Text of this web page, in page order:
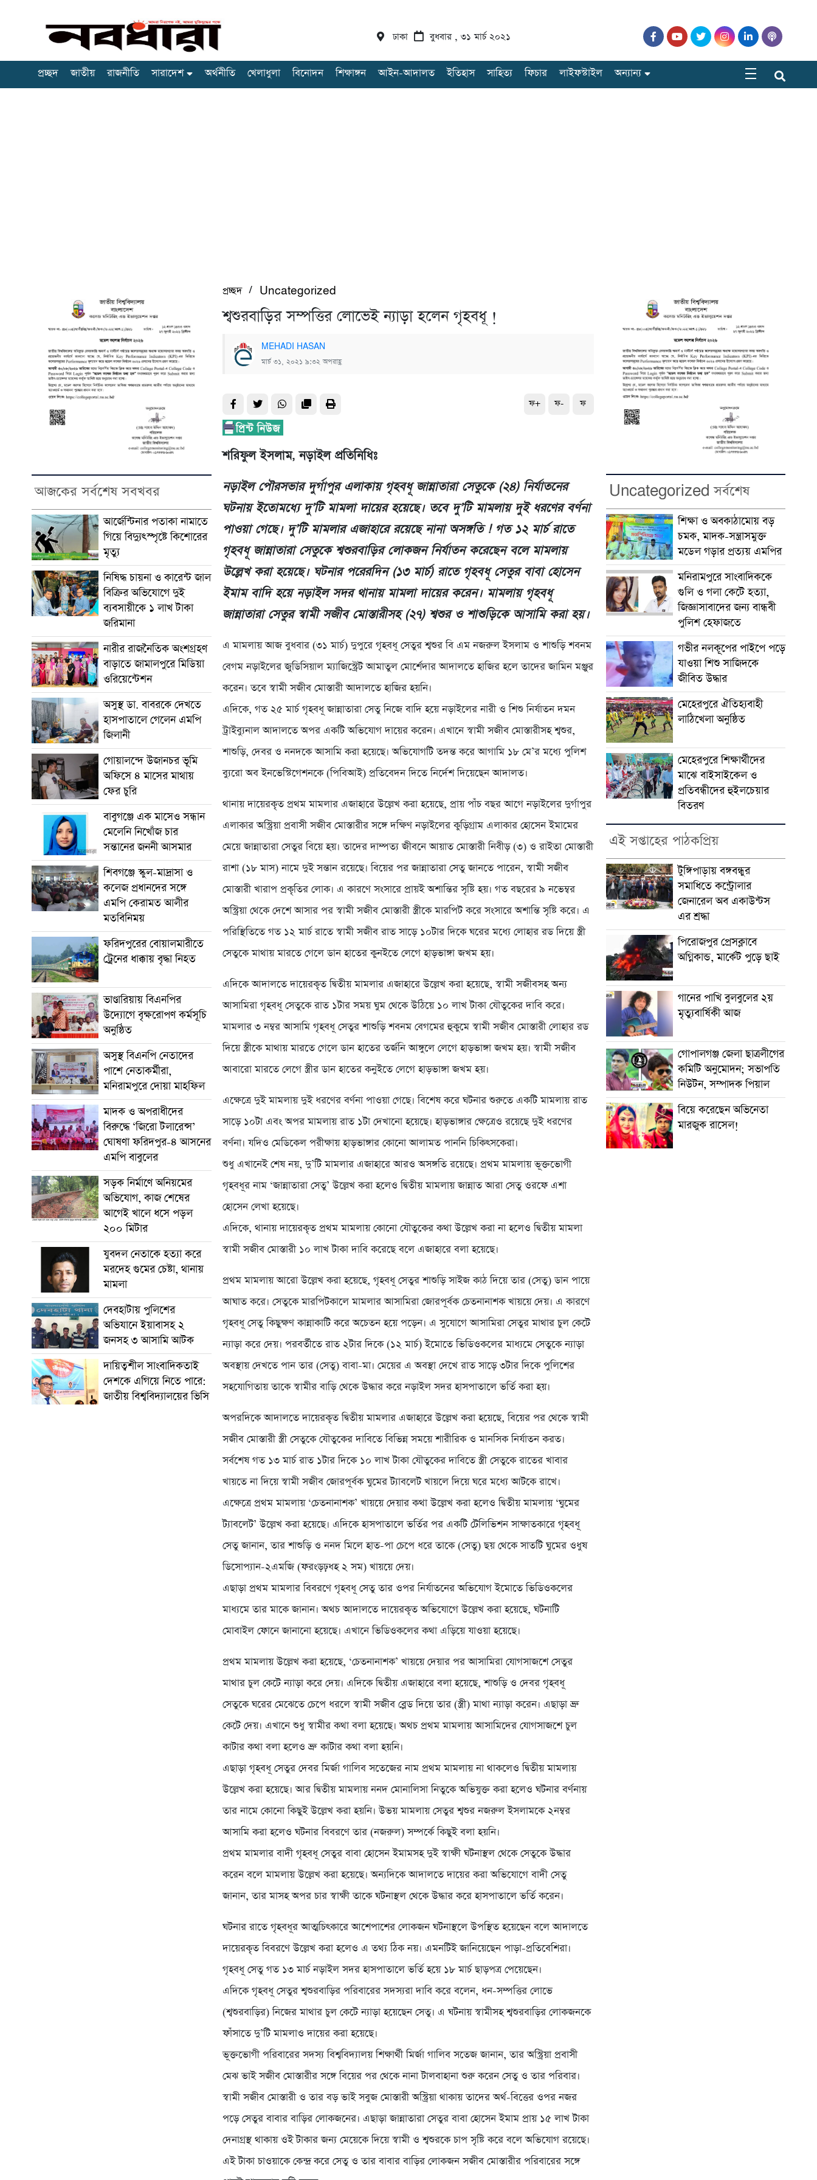
ঢাকা বুধবার , ৩১ মার্চ ২০২১
প্রচ্ছদ জাতীয় রাজনীতি সারাদেশ অর্থনীতি খেলাধুলা বিনোদন শিক্ষাঙ্গন আইন-আদালত ইতিহাস সাহিত্য ফিচার লাইফস্টাইল অন্যান্য
আজকের সর্বশেষ সবখবর
আর্জেন্টিনার পতাকা নামাতে
গিয়ে বিদ্যুৎস্পৃষ্টে কিশোরের
মৃত্যু
নিষিদ্ধ চায়না ও কারেন্ট জাল
বিক্রির অভিযোগে দুই
ব্যবসায়ীকে ১ লাখ টাকা
জরিমানা
নারীর রাজনৈতিক অংশগ্রহণ
বাড়াতে জামালপুরে মিডিয়া
ওরিয়েন্টেশন
অসুস্থ ডা. বাবরকে দেখতে
হাসপাতালে গেলেন এমপি
জিলানী
গোয়ালন্দে উজানচর ভূমি
অফিসে ৪ মাসের মাথায়
ফের চুরি
বাবুগঞ্জে এক মাসেও সন্ধান
মেলেনি নিখোঁজ চার
সন্তানের জননী আসমার
শিবগঞ্জে স্কুল-মাদ্রাসা ও
কলেজ প্রধানদের সঙ্গে
এমপি কেরামত আলীর
মতবিনিময়
ফরিদপুরের বোয়ালমারীতে
ট্রেনের ধাক্কায় বৃদ্ধা নিহত
ভাণ্ডারিয়ায় বিএনপির
উদ্যোগে বৃক্ষরোপণ কর্মসূচি
অনুষ্ঠিত
অসুস্থ বিএনপি নেতাদের
পাশে নেতাকর্মীরা,
মনিরামপুরে দোয়া মাহফিল
মাদক ও অপরাধীদের
বিরুদ্ধে ‘জিরো টলারেন্স’
ঘোষণা ফরিদপুর-৪ আসনের
এমপি বাবুলের
সড়ক নির্মাণে অনিয়মের
অভিযোগ, কাজ শেষের
আগেই খালে ধসে পড়ল
২০০ মিটার
যুবদল নেতাকে হত্যা করে
মরদেহ গুমের চেষ্টা, থানায়
মামলা
দেবহাটায় পুলিশের
অভিযানে ইয়াবাসহ ২
জনসহ ৩ আসামি আটক
দায়িত্বশীল সাংবাদিকতাই
দেশকে এগিয়ে নিতে পারে:
জাতীয় বিশ্ববিদ্যালয়ের ভিসি
প্রচ্ছদ/ Uncategorized
শ্বশুরবাড়ির সম্পত্তির লোভেই ন্যাড়া হলেন গৃহবধূ !
MEHADI HASAN
মার্চ ৩১, ২০২১ ৯:৩২ অপরাহ্ণ
ফ+ ফ- ফ
শরিফুল ইসলাম, নড়াইল প্রতিনিধিঃ
নড়াইল পৌরসভার দুর্গাপুর এলাকায় গৃহবধূ জান্নাতারা সেতুকে (২৪) নির্যাতনের
ঘটনায় ইতোমধ্যে দু’টি মামলা দায়ের হয়েছে। তবে দু’টি মামলায় দুই ধরণের বর্ণনা
পাওয়া গেছে। দু’টি মামলার এজাহারে রয়েছে নানা অসঙ্গতি ! গত ১২ মার্চ রাতে
গৃহবধূ জান্নাতারা সেতুকে শ্বশুরবাড়ির লোকজন নির্যাতন করেছেন বলে মামলায়
উল্লেখ করা হয়েছে। ঘটনার পরেরদিন (১৩ মার্চ) রাতে গৃহবধূ সেতুর বাবা হোসেন
ইমাম বাদি হয়ে নড়াইল সদর থানায় মামলা দায়ের করেন। মামলায় গৃহবধূ
জান্নাতারা সেতুর স্বামী সজীব মোস্তারীসহ (২৭) শ্বশুর ও শাশুড়িকে আসামি করা হয়।
এ মামলায় আজ বুধবার (৩১ মার্চ) দুপুরে গৃহবধূ সেতুর শ্বশুর বি এম নজরুল ইসলাম ও শাশুড়ি শবনম
বেগম নড়াইলের জুডিসিয়াল ম্যাজিস্ট্রেট আমাতুল মোর্শেদার আদালতে হাজির হলে তাদের জামিন মঞ্জুর
করেন। তবে স্বামী সজীব মোস্তারী আদালতে হাজির হয়নি।
এদিকে, গত ২৫ মার্চ গৃহবধূ জান্নাতারা সেতু নিজে বাদি হয়ে নড়াইলের নারী ও শিশু নির্যাতন দমন
ট্রাইব্যুনাল আদালতে অপর একটি অভিযোগ দায়ের করেন। এখানে স্বামী সজীব মোস্তারীসহ শ্বশুর,
শাশুড়ি, দেবর ও ননদকে আসামি করা হয়েছে। অভিযোগটি তদন্ত করে আগামি ১৮ মে’র মধ্যে পুলিশ
ব্যুরো অব ইনভেস্টিগেশনকে (পিবিআই) প্রতিবেদন দিতে নির্দেশ দিয়েছেন আদালত।
থানায় দায়েরকৃত প্রথম মামলার এজাহারে উল্লেখ করা হয়েছে, প্রায় পাঁচ বছর আগে নড়াইলের দুর্গাপুর
এলাকার অস্ট্রিয়া প্রবাসী সজীব মোস্তারীর সঙ্গে দক্ষিণ নড়াইলের কুড়িগ্রাম এলাকার হোসেন ইমামের
মেয়ে জান্নাতারা সেতুর বিয়ে হয়। তাদের দাম্পত্য জীবনে আয়াত মোস্তারী নিবীড় (৩) ও রাইতা মোস্তারী
রাশা (১৮ মাস) নামে দুই সন্তান রয়েছে। বিয়ের পর জান্নাতারা সেতু জানতে পারেন, স্বামী সজীব
মোস্তারী খারাপ প্রকৃতির লোক। এ কারণে সংসারে প্রায়ই অশান্তির সৃষ্টি হয়। গত বছরের ৯ নভেম্বর
অস্ট্রিয়া থেকে দেশে আসার পর স্বামী সজীব মোস্তারী স্ত্রীকে মারপিট করে সংসারে অশান্তি সৃষ্টি করে। এ
পরিস্থিতিতে গত ১২ মার্চ রাতে স্বামী সজীব রাত সাড়ে ১০টার দিকে ঘরের মধ্যে লোহার রড দিয়ে স্ত্রী
সেতুকে মাথায় মারতে গেলে ডান হাতের কুনইতে লেগে হাড়ভাঙ্গা জখম হয়।
এদিকে আদালতে দায়েরকৃত দ্বিতীয় মামলার এজাহারে উল্লেখ করা হয়েছে, স্বামী সজীবসহ অন্য
আসামিরা গৃহবধূ সেতুকে রাত ১টার সময় ঘুম থেকে উঠিয়ে ১০ লাখ টাকা যৌতুকের দাবি করে।
মামলার ৩ নম্বর আসামি গৃহবধূ সেতুর শাশুড়ি শবনম বেগমের হুকুমে স্বামী সজীব মোস্তারী লোহার রড
দিয়ে স্ত্রীকে মাথায় মারতে গেলে ডান হাতের তর্জনি আঙ্গুলে লেগে হাড়ভাঙ্গা জখম হয়। স্বামী সজীব
আবারো মারতে লেগে স্ত্রীর ডান হাতের কনুইতে লেগে হাড়ভাঙ্গা জখম হয়।
এক্ষেত্রে দুই মামলায় দুই ধরণের বর্ণনা পাওয়া গেছে। বিশেষ করে ঘটনার শুরুতে একটি মামলায় রাত
সাড়ে ১০টা এবং অপর মামলায় রাত ১টা দেখানো হয়েছে। হাড়ভাঙ্গার ক্ষেত্রেও রয়েছে দুই ধরণের
বর্ণনা। যদিও মেডিকেল পরীক্ষায় হাড়ভাঙ্গার কোনো আলামত পাননি চিকিৎসকেরা।
শুধু এখানেই শেষ নয়, দু’টি মামলার এজাহারে আরও অসঙ্গতি রয়েছে। প্রথম মামলায় ভূক্তভোগী
গৃহবধূর নাম ‘জান্নাতারা সেতু’ উল্লেখ করা হলেও দ্বিতীয় মামলায় জান্নাত আরা সেতু ওরফে এশা
হোসেন লেখা হয়েছে।
এদিকে, থানায় দায়েরকৃত প্রথম মামলায় কোনো যৌতুকের কথা উল্লেখ করা না হলেও দ্বিতীয় মামলা
স্বামী সজীব মোস্তারী ১০ লাখ টাকা দাবি করেছে বলে এজাহারে বলা হয়েছে।
প্রথম মামলায় আরো উল্লেখ করা হয়েছে, গৃহবধূ সেতুর শাশুড়ি সাইজ কাঠ দিয়ে তার (সেতু) ডান পায়ে
আঘাত করে। সেতুকে মারপিটকালে মামলার আসামিরা জোরপূর্বক চেতনানাশক খায়য়ে দেয়। এ কারণে
গৃহবধূ সেতু কিছুক্ষণ কান্নাকাটি করে অচেতন হয়ে পড়েন। এ সুযোগে আসামিরা সেতুর মাথার চুল কেটে
ন্যাড়া করে দেয়। পরবর্তীতে রাত ২টার দিকে (১২ মার্চ) ইমোতে ভিডিওকলের মাধ্যমে সেতুকে ন্যাড়া
অবস্থায় দেখতে পান তার (সেতু) বাবা-মা। মেয়ের এ অবস্থা দেখে রাত সাড়ে ৩টার দিকে পুলিশের
সহযোগিতায় তাকে স্বামীর বাড়ি থেকে উদ্ধার করে নড়াইল সদর হাসপাতালে ভর্তি করা হয়।
অপরদিকে আদালতে দায়েরকৃত দ্বিতীয় মামলার এজাহারে উল্লেখ করা হয়েছে, বিয়ের পর থেকে স্বামী
সজীব মোস্তারী স্ত্রী সেতুকে যৌতুকের দাবিতে বিভিন্ন সময়ে শারীরিক ও মানসিক নির্যাতন করত।
সর্বশেষ গত ১৩ মার্চ রাত ১টার দিকে ১০ লাখ টাকা যৌতুকের দাবিতে স্ত্রী সেতুকে রাতের খাবার
খায়তে না দিয়ে স্বামী সজীব জোরপূর্বক ঘুমের ট্যাবলেট খায়লে দিয়ে ঘরে মধ্যে আটকে রাখে।
এক্ষেত্রে প্রথম মামলায় ‘চেতনানাশক’ খায়য়ে দেয়ার কথা উল্লেখ করা হলেও দ্বিতীয় মামলায় ‘ঘুমের
ট্যাবলেট’ উল্লেখ করা হয়েছে। এদিকে হাসপাতালে ভর্তির পর একটি টেলিভিশন সাক্ষাতকারে গৃহবধূ
সেতু জানান, তার শাশুড়ি ও ননদ মিলে হাত-পা চেপে ধরে তাকে (সেতু) ছয় থেকে সাতটি ঘুমের ওধুষ
ডিসোপ্যান-২এমজি (ফরংড়ঢ়ধহ ২ সম) খায়য়ে দেয়।
এছাড়া প্রথম মামলার বিবরণে গৃহবধূ সেতু তার ওপর নির্যাতনের অভিযোগ ইমোতে ভিডিওকলের
মাধ্যমে তার মাকে জানান। অথচ আদালতে দায়েরকৃত অভিযোগে উল্লেখ করা হয়েছে, ঘটনাটি
মোবাইল ফোনে জানানো হয়েছে। এখানে ভিডিওকলের কথা এড়িয়ে যাওয়া হয়েছে।
প্রথম মামলায় উল্লেখ করা হয়েছে, ‘চেতনানাশক’ খায়য়ে দেয়ার পর আসামিরা যোগসাজশে সেতুর
মাথার চুল কেটে ন্যাড়া করে দেয়। এদিকে দ্বিতীয় এজাহারে বলা হয়েছে, শাশুড়ি ও দেবর গৃহবধূ
সেতুকে ঘরের মেঝেতে চেপে ধরলে স্বামী সজীব ব্লেড দিয়ে তার (স্ত্রী) মাথা ন্যাড়া করেন। এছাড়া ভ্রু
কেটে দেয়। এখানে শুধু স্বামীর কথা বলা হয়েছে। অথচ প্রথম মামলায় আসামিদের যোগসাজশে চুল
কাটার কথা বলা হলেও ভ্রু কাটার কথা বলা হয়নি।
এছাড়া গৃহবধূ সেতুর দেবর মির্জা গালিব সতেজের নাম প্রথম মামলায় না থাকলেও দ্বিতীয় মামলায়
উল্লেখ করা হয়েছে। আর দ্বিতীয় মামলায় ননদ মোনালিসা নিতুকে অভিযুক্ত করা হলেও ঘটনার বর্ণনায়
তার নামে কোনো কিছুই উল্লেখ করা হয়নি। উভয় মামলায় সেতুর শ্বশুর নজরুল ইসলামকে ২নম্বর
আসামি করা হলেও ঘটনার বিবরণে তার (নজরুল) সম্পর্কে কিছুই বলা হয়নি।
প্রথম মামলার বাদী গৃহবধূ সেতুর বাবা হোসেন ইমামসহ দুই স্বাক্ষী ঘটনাস্থল থেকে সেতুকে উদ্ধার
করেন বলে মামলায় উল্লেখ করা হয়েছে। অন্যদিকে আদালতে দায়ের করা অভিযোগে বাদী সেতু
জানান, তার মাসহ অপর চার স্বাক্ষী তাকে ঘটনাস্থল থেকে উদ্ধার করে হাসপাতালে ভর্তি করেন।
ঘটনার রাতে গৃহবধূর আত্মচিৎকারে আশেপাশের লোকজন ঘটনাস্থলে উপস্থিত হয়েছেন বলে আদালতে
দায়েরকৃত বিবরণে উল্লেখ করা হলেও এ তথ্য ঠিক নয়। এমনটিই জানিয়েছেন পাড়া-প্রতিবেশিরা।
গৃহবধূ সেতু গত ১৩ মার্চ নড়াইল সদর হাসপাতালে ভর্তি হয়ে ১৮ মার্চ ছাড়পত্র পেয়েছেন।
এদিকে গৃহবধূ সেতুর শ্বশুরবাড়ির পরিবারের সদস্যরা দাবি করে বলেন, ধন-সম্পত্তির লোভে
(শ্বশুরবাড়ির) নিজের মাথার চুল কেটে ন্যাড়া হয়েছেন সেতু। এ ঘটনায় স্বামীসহ শ্বশুরবাড়ির লোকজনকে
ফাঁসাতে দু’টি মামলাও দায়ের করা হয়েছে।
ভূক্তভোগী পরিবারের সদস্য বিশ্ববিদ্যালয় শিক্ষার্থী মির্জা গালিব সতেজ জানান, তার অস্ট্রিয়া প্রবাসী
মেঝ ভাই সজীব মোস্তারীর সঙ্গে বিয়ের পর থেকে নানা টালবাহানা শুরু করেন সেতু ও তার পরিবার।
স্বামী সজীব মোস্তারী ও তার বড় ভাই সবুজ মোস্তারী অস্ট্রিয়া থাকায় তাদের অর্থ-বিত্তের ওপর নজর
পড়ে সেতুর বাবার বাড়ির লোকজনের। এছাড়া জান্নাতারা সেতুর বাবা হোসেন ইমাম প্রায় ১৫ লাখ টাকা
দেনাগ্রস্থ থাকায় ওই টাকার জন্য মেয়েকে দিয়ে স্বামী ও শ্বশুরকে চাপ সৃষ্টি করে বলে অভিযোগ রয়েছে।
এই টাকা চাওয়াকে কেন্দ্র করে সেতু ও তার বাবার বাড়ির লোকজন সজীব মোস্তারীর পরিবারের সঙ্গে
Uncategorized সর্বশেষ
শিক্ষা ও অবকাঠামোয় বড়
চমক, মাদক-সন্ত্রাসমুক্ত
মডেল গড়ার প্রত্যয় এমপির
মনিরামপুরে সাংবাদিককে
গুলি ও গলা কেটে হত্যা,
জিজ্ঞাসাবাদের জন্য বান্ধবী
পুলিশ হেফাজতে
গভীর নলকূপের পাইপে পড়ে
যাওয়া শিশু সাজিদকে
জীবিত উদ্ধার
মেহেরপুরে ঐতিহ্যবাহী
লাঠিখেলা অনুষ্ঠিত
মেহেরপুরে শিক্ষার্থীদের
মাঝে বাইসাইকেল ও
প্রতিবন্ধীদের হুইলচেয়ার
বিতরণ
এই সপ্তাহের পাঠকপ্রিয়
টুঙ্গিপাড়ায় বঙ্গবন্ধুর
সমাধিতে কন্ট্রোলার
জেনারেল অব একাউন্টস
এর শ্রদ্ধা
পিরোজপুর প্রেসক্লাবে
অগ্নিকান্ড, মার্কেট পুড়ে ছাই
গানের পাখি বুলবুলের ২য়
মৃত্যুবার্ষিকী আজ
গোপালগঞ্জ জেলা ছাত্রলীগের
কমিটি অনুমোদন; সভাপতি
নিউটন, সম্পাদক পিয়াল
বিয়ে করেছেন অভিনেতা
মারজুক রাসেল!